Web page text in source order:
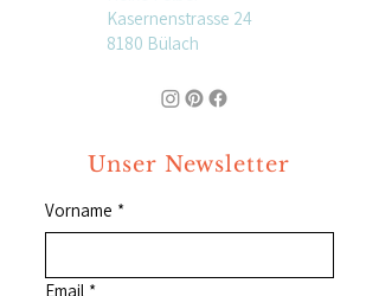
Kasernenstrasse 24
8180 Bülach
Unser Newsletter
Vorname *
Email *